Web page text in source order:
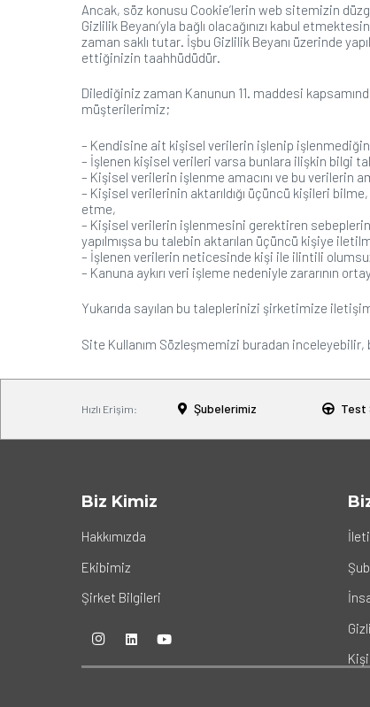
Ancak, söz konusu Cookie’lerin web sitemizin
Gizlilik Beyanı’yla bağlı olacağınızı kabul
zaman saklı tutar. İşbu Gizlilik Beyanı üzerinde
ettiğinizin taahhüdüdür.
Dilediğiniz zaman Kanunun 11. maddesi
müşterilerimiz;
– Kendisine ait kişisel verilerin işlenip
– İşlenen kişisel verileri varsa bunlara ilişkin bilgi
– Kişisel verilerin işlenme amacını ve bu verilerin
– Kişisel verilerinin aktarıldığı üçüncü kişileri
etme,
– Kişisel verilerin işlenmesini gerektiren
yapılmışsa bu talebin aktarılan üçüncü kişiye
– İşlenen verilerin neticesinde kişi ile ilintili
– Kanuna aykırı veri işleme nedeniyle zararının
Yukarıda sayılan bu taleplerinizi şirketimize
Site Kullanım Sözleşmemizi buradan
Hızlı Erişim: Şubelerimiz Test
Biz Kimiz
Hakkımızda
Ekibimiz
Şirket Bilgileri